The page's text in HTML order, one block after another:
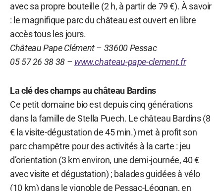
avec sa propre bouteille (2 h, à partir de 79 €). À savoir
: le magnifique parc du château est ouvert en libre
accès tous les jours.
Château Pape Clément – 33600 Pessac
05 57 26 38 38 – www.chateau-pape-clement.fr
La clé des champs au château Bardins
Ce petit domaine bio est depuis cinq générations
dans la famille de Stella Puech. Le château Bardins (8
€ la visite-dégustation de 45 min.) met à profit son
parc champêtre pour des activités à la carte : jeu
d’orientation (3 km environ, une demi-journée, 40 €
avec visite et dégustation) ; balades guidées à vélo
(10 km) dans le vignoble de Pessac-Léognan, en